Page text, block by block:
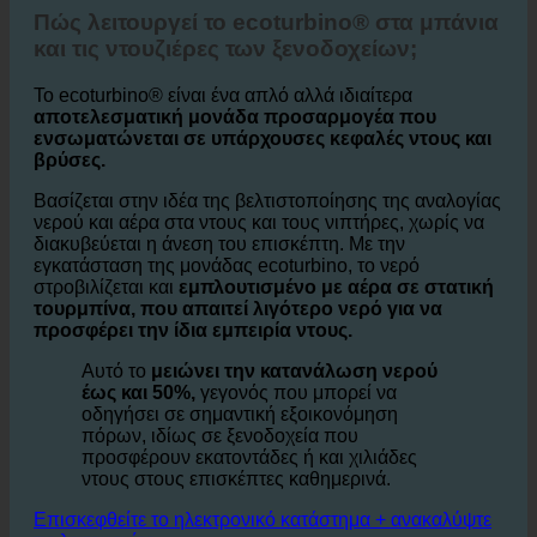
1. Πώς βοηθάει το ecoturbino® αυτόν τον συνεργάτη
ξενοδοχείου;
Πώς λειτουργεί το ecoturbino® στα μπάνια
και τις ντουζιέρες των ξενοδοχείων;
Το ecoturbino® είναι ένα απλό αλλά ιδιαίτερα
αποτελεσματική μονάδα προσαρμογέα που
ενσωματώνεται σε υπάρχουσες κεφαλές ντους και
βρύσες.
Βασίζεται στην ιδέα της βελτιστοποίησης της αναλογίας
νερού και αέρα στα ντους και τους νιπτήρες, χωρίς να
διακυβεύεται η άνεση του επισκέπτη. Με την
εγκατάσταση της μονάδας ecoturbino, το νερό
στροβιλίζεται και
εμπλουτισμένο με αέρα σε στατική
τουρμπίνα, που απαιτεί λιγότερο νερό για να
προσφέρει την ίδια εμπειρία ντους.
Αυτό το μειώνει την κατανάλωση νερού
έως και 50%,γεγονός που μπορεί να
οδηγήσει σε σημαντική εξοικονόμηση
πόρων, ιδίως σε ξενοδοχεία που
προσφέρουν εκατοντάδες ή και χιλιάδες